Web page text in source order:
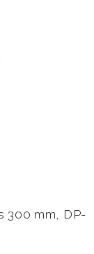
300 mm, DP-